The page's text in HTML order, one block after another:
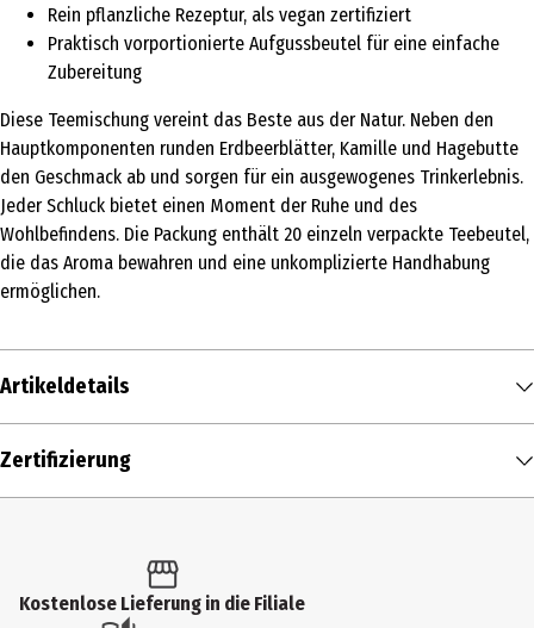
Rein pflanzliche Rezeptur, als vegan zertifiziert
Praktisch vorportionierte Aufgussbeutel für eine einfache
Zubereitung
Diese Teemischung vereint das Beste aus der Natur. Neben den
Hauptkomponenten runden Erdbeerblätter, Kamille und Hagebutte
den Geschmack ab und sorgen für ein ausgewogenes Trinkerlebnis.
Jeder Schluck bietet einen Moment der Ruhe und des
Wohlbefindens. Die Packung enthält 20 einzeln verpackte Teebeutel,
die das Aroma bewahren und eine unkomplizierte Handhabung
ermöglichen.
Artikeldetails
Inhalt
Zutaten
Zertifizierung
Kostenlose Lieferung in die Filiale